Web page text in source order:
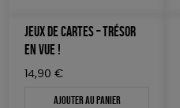
JEUX DE CARTES – TRÉSOR
EN VUE !
14,90 €
Ajouter au panier